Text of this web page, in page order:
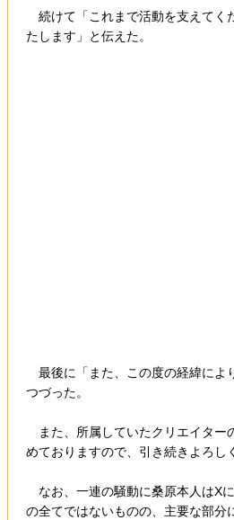
続けて「これまで活動を支えてく
たします」と伝えた。
最後に「また、この度の経緯によ
つづった。
また、所属していたクリエイター
めておりますので、引き続きよろし
なお、一連の騒動に桑原本人はX
の全てではないものの、主要な部分